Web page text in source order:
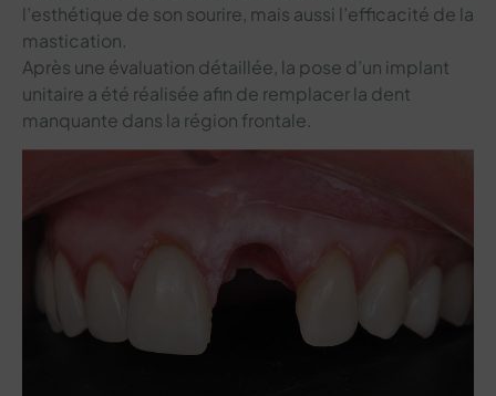
l’esthétique de son sourire, mais aussi l’efficacité de la
mastication.
Après une évaluation détaillée, la pose d’un implant
unitaire a été réalisée afin de remplacer la dent
manquante dans la région frontale.